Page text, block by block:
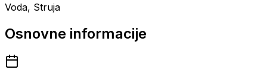
Voda, Struja
Osnovne informacije